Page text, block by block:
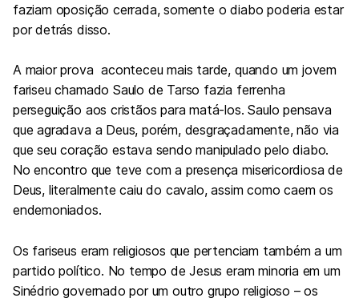
faziam oposição cerrada, somente o diabo poderia estar
por detrás disso.
A maior prova aconteceu mais tarde, quando um jovem
fariseu chamado Saulo de Tarso fazia ferrenha
perseguição aos cristãos para matá-los. Saulo pensava
que agradava a Deus, porém, desgraçadamente, não via
que seu coração estava sendo manipulado pelo diabo.
No encontro que teve com a presença misericordiosa de
Deus, literalmente caiu do cavalo, assim como caem os
endemoniados.
Os fariseus eram religiosos que pertenciam também a um
partido político. No tempo de Jesus eram minoria em um
Sinédrio governado por um outro grupo religioso – os